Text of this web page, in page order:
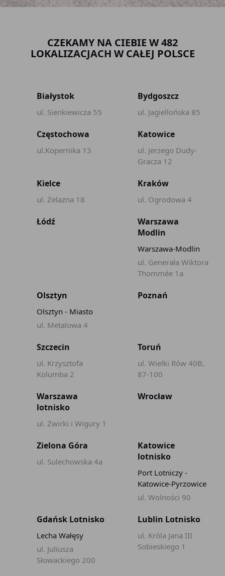
CZEKAMY NA CIEBIE W 482
LOKALIZACJACH W CAŁEJ POLSCE
Białystok
ul. Sienkiewicza 55
Bydgoszcz
ul. Jagiellońska 85
Częstochowa
ul.Kopernika 13
Katowice
ul. Jerzego Dudy-
Gracza 12
Kielce
ul. Żelazna 18
Kraków
ul. Ogrodowa 4
Łódź
Warszawa
Modlin
Warszawa-Modlin
ul. Generała Wiktora
Thommée 1a
Olsztyn
Olsztyn - Miasto
ul. Metalowa 4
Poznań
Szczecin
ul. Krzysztofa
Kolumba 2
Toruń
ul. Wielki Rów 40B,
87-100
Warszawa
lotnisko
ul. Żwirki i Wigury 1
Wrocław
Zielona Góra
ul. Sulechowska 4a
Katowice
lotnisko
Port Lotniczy -
Katowice-Pyrzowice
ul. Wolności 90
Gdańsk Lotnisko
Lecha Wałęsy
ul. Juliusza
Słowackiego 200
Lublin Lotnisko
ul. Króla Jana III
Sobieskiego 1